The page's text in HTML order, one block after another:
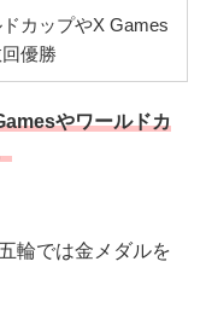
カップやX Games
優勝
やワールドカ
輪では金メダルを